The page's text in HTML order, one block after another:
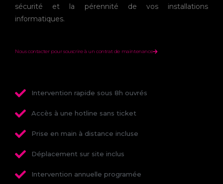
sécurité et la pérennité de vos installations
informatiques.
Nous contacter pour souscrire à un contrat de maintenance
Intervention rapide sous 8h ouvrés
Accès à une hotline sans ticket
Prise en main à distance incluse
Déplacement sur site inclus
Intervention annuelle programée